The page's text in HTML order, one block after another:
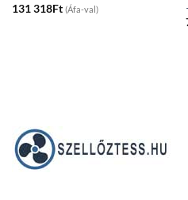
131 318Ft (Áfa-val)